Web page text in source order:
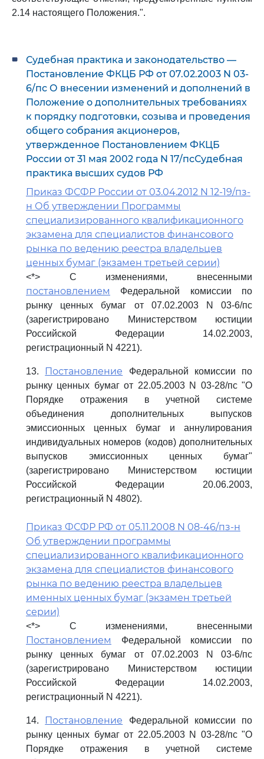
2.14 настоящего Положения.".
Судебная практика и законодательство —
Постановление ФКЦБ РФ от 07.02.2003 N 03-
6/пс О внесении изменений и дополнений в
Положение о дополнительных требованиях
к порядку подготовки, созыва и проведения
общего собрания акционеров,
утвержденное Постановлением ФКЦБ
России от 31 мая 2002 года N 17/псСудебная
практика высших судов РФ
Приказ ФСФР России от 03.04.2012 N 12-19/пз-
н Об утверждении Программы
специализированного квалификационного
экзамена для специалистов финансового
рынка по ведению реестра владельцев
ценных бумаг (экзамен третьей серии)
<*> С изменениями, внесенными
постановлением
Федеральной комиссии по
рынку ценных бумаг от 07.02.2003 N 03-6/пс
(зарегистрировано Министерством юстиции
Российской Федерации 14.02.2003,
регистрационный N 4221).
13. Постановление Федеральной комиссии по
рынку ценных бумаг от 22.05.2003 N 03-28/пс "О
Порядке отражения в учетной системе
объединения дополнительных выпусков
эмиссионных ценных бумаг и аннулирования
индивидуальных номеров (кодов) дополнительных
выпусков эмиссионных ценных бумаг"
(зарегистрировано Министерством юстиции
Российской Федерации 20.06.2003,
регистрационный N 4802).
Приказ ФСФР РФ от 05.11.2008 N 08-46/пз-н
Об утверждении программы
специализированного квалификационного
экзамена для специалистов финансового
рынка по ведению реестра владельцев
именных ценных бумаг (экзамен третьей
серии)
<*> С изменениями, внесенными
Постановлением
Федеральной комиссии по
рынку ценных бумаг от 07.02.2003 N 03-6/пс
(зарегистрировано Министерством юстиции
Российской Федерации 14.02.2003,
регистрационный N 4221).
14. Постановление Федеральной комиссии по
рынку ценных бумаг от 22.05.2003 N 03-28/пс "О
Порядке отражения в учетной системе